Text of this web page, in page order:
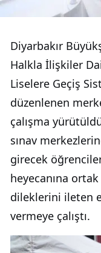
Diyarbakır
Halkla İlişkiler
Liselere Geçiş
düzenlenen
çalışma
sınav
girecek
heyecanına
dileklerini ileten
vermeye çalıştı.